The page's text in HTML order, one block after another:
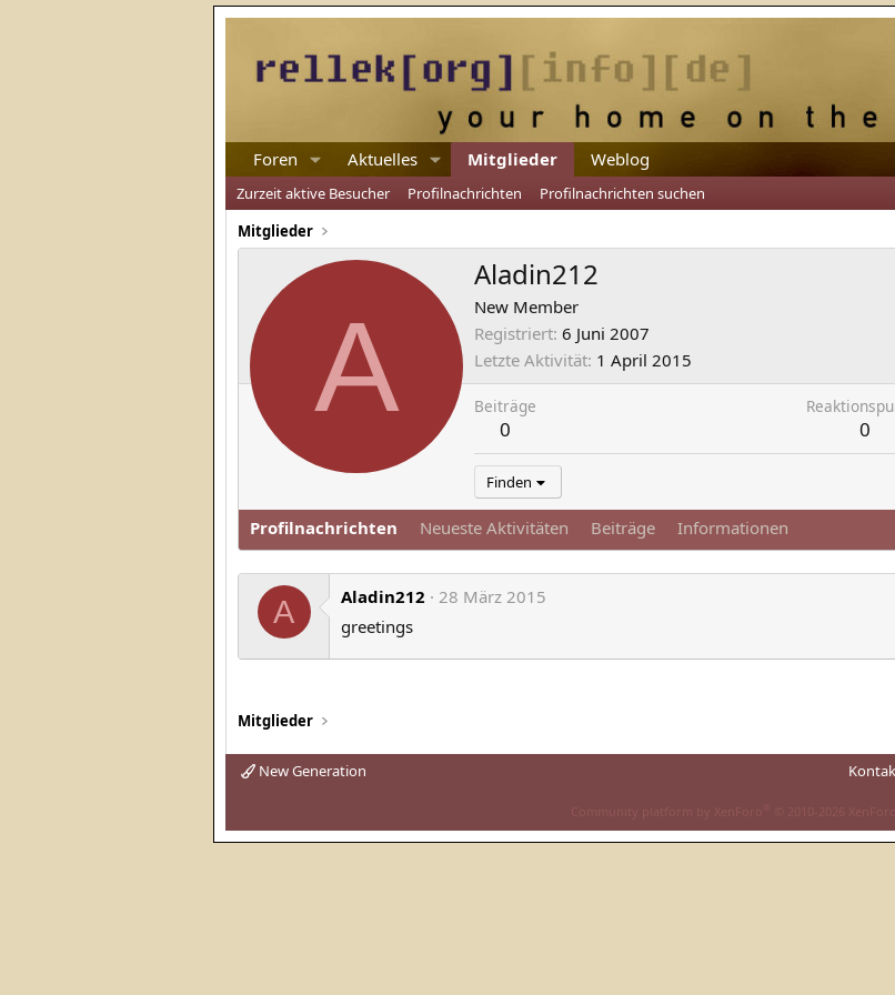
Foren Aktuelles Mitglieder Weblog
Zurzeit aktive Besucher Profilnachrichten
Profilnachrichten suchen
Mitglieder
A
Aladin212
New Member
Registriert 6 Juni 2007
Letzte Aktivität 1 April 2015
Beiträge
0 0
Finden
Profilnachrichten Neueste Aktivitäten Beiträge Informationen
A Aladin212
28 März 2015
greetings
Mitglieder
New Generation
Community platform by XenForo © 2010-2026